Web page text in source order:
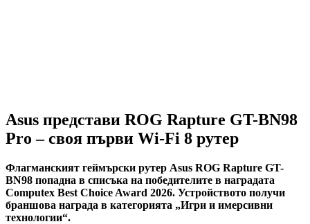
Asus представи ROG Rapture GT-BN98
Pro – своя първи Wi-Fi 8 рутер
Флагманският геймърски рутер Asus ROG Rapture GT-
BN98 попадна в списъка на победителите в наградата
Computex Best Choice Award 2026. Устройството получи
браншова награда в категорията „Игри и имерсивни
технологии“.